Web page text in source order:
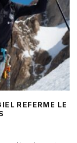
REFERME LE